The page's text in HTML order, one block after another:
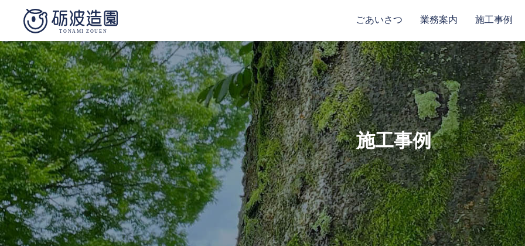
ごあいさつ 業務案内 施工事例
施工事例